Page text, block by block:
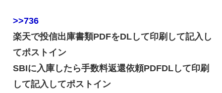
>>736
楽天で投信出庫書類PDFをDLして印刷して記入し
てポストイン
SBIに入庫したら手数料返還依頼PDFDLして印刷
して記入してポストイン